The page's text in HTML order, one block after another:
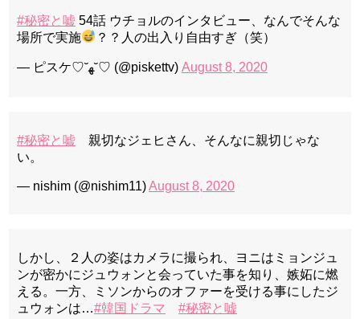
#秘密と嘘 54話 ウチョルのインタビュー、なんでそんな
場所で実施
？？人の出入り自由すぎ（笑）
— ピスケ♡˘ﻬ˘♡ (@piskettv) August 8, 2020
#秘密と嘘 親切なジェヒさん、そんなに親切じゃな
い。
— nishim (@nishim11)August 8, 2020
しかし、２人の姿はカメラに撮られ、ヨニはミョンジュ
ンが密かにジュウォンと会っていた事を知り、嫉妬に燃
える。一方、ミソンからのオファーを受ける事にしたジ
ュウォンは…#韓国ドラマ #秘密と嘘